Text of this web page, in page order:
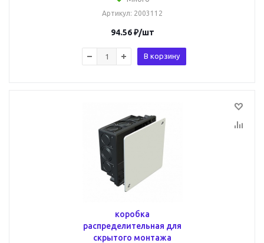
Артикул: 2003112
94.56₽/шт
В корзину
коробка
распределительная для
скрытого монтажа